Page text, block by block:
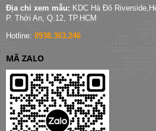
Địa chỉ xem mẫu: KDC Hà Đô
P. Thới An, Q.12, TP.HCM
Hotline: 0938.363.246
MÃ ZALO